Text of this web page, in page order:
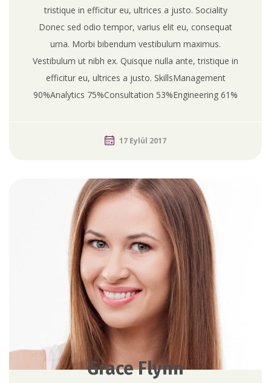
tristique in efficitur eu, ultrices a justo. Sociality
Donec sed odio tempor, varius elit eu, consequat
urna. Morbi bibendum vestibulum maximus.
Vestibulum ut nibh ex. Quisque nulla ante, tristique in
efficitur eu, ultrices a justo. SkillsManagement
90%Analytics 75%Consultation 53%Engineering 61%
17 Eylül 2017
Grace Flynn